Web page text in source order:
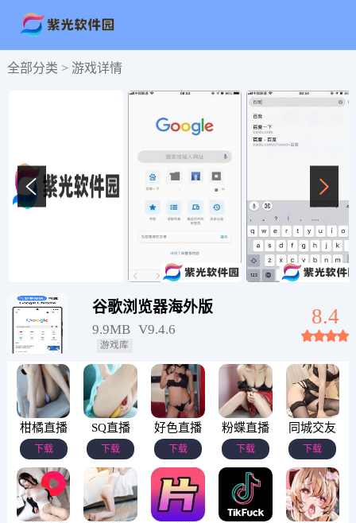
全部分类 > 游戏详情
谷歌浏览器海外版
9.9MB V9.4.6
游戏库
8.4
柑橘直播
下载
SQ直播
下载
好色直播
下载
粉蝶直播
下载
同城交友
下载